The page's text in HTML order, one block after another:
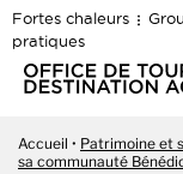
Fortes chaleurs
pratiques
Accueil
Patrimoine et
sa communauté